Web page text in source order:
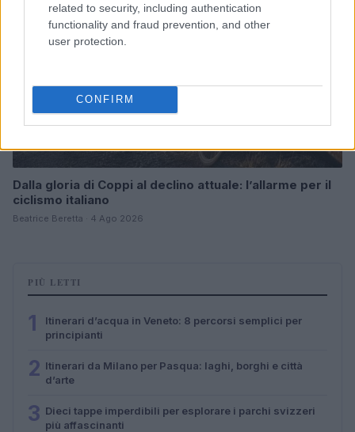
related to security, including authentication
functionality and fraud prevention, and other
user protection.
CONFIRM
Dalla gloria di Coppi al declino attuale: l’allarme per il
ciclismo italiano
Beatrice Beretta · 4 Ago 2026
PIÙ LETTI
1
Itinerari d’acqua in Veneto: 8 percorsi semplici per
principianti
2 Itinerari da Milano per Pasqua: laghi, borghi e città
d’arte
3 Dieci tappe imperdibili per esplorare i parchi svizzeri
più affascinanti